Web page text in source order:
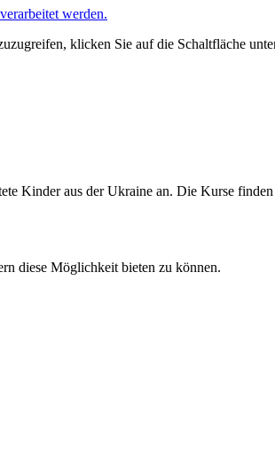
werden.
klicken Sie auf die Schaltfläche
Kinder aus der Ukraine an. Die Kurse
diese Möglichkeit bieten zu können.